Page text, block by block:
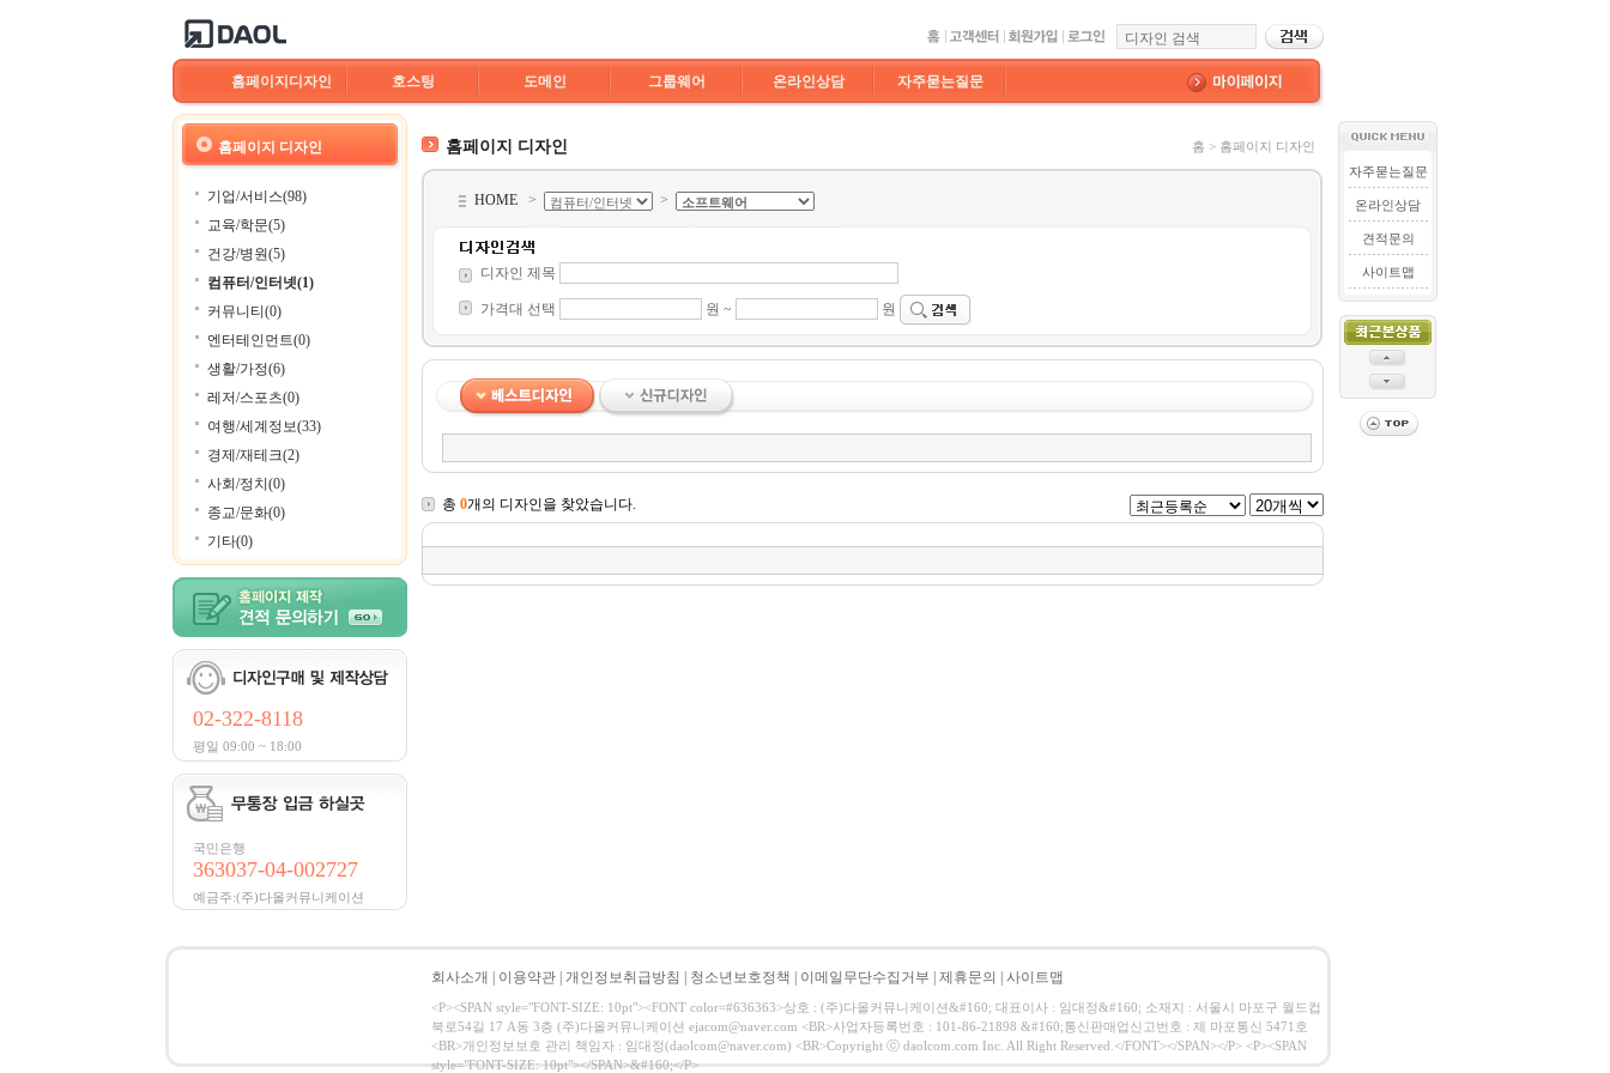
홈페이지디자인 호스팅 도메인 그룹웨어 온라인상담 자주묻는질문
홈페이지 디자인
기업/서비스(98)
교육/학문(5)
건강/병원(5)
컴퓨터/인터넷(1)
커뮤니티(0)
엔터테인먼트(0)
생활/가정(6)
레저/스포츠(0)
여행/세계정보(33)
경제/재테크(2)
사회/정치(0)
종교/문화(0)
기타(0)
02-322-8118
평일 09:00 ~ 18:00
국민은행
363037-04-002727
예금주:(주)다올커뮤니케이션
홈페이지 디자인 홈 > 홈페이지 디자인
HOME > >
디자인 제목
가격대 선택 원 ~ 원
총 0개의 디자인을 찾았습니다.
자주묻는질문
온라인상담
견적문의
사이트맵
회사소개 이용약관 개인정보취급방침 청소년보호정책 이메일무단수집거부 제휴문의 사이트맵
<P><SPAN style="FONT-SIZE: 10pt"><FONT color=#636363>상호 : (주)다올커뮤니케이션&#160; 대표이사 : 임대정&#160; 소재지 : 서울시 마포구 월드컵
북로54길 17 A동 3층 (주)다올커뮤니케이션 ejacom@naver.com <BR>사업자등록번호 : 101-86-21898 &#160;통신판매업신고번호 : 제 마포통신 5471호
<BR>개인정보보호 관리 책임자 : 임대정(daolcom@naver.com) <BR>Copyright ⓒ daolcom.com Inc. All Right Reserved.</FONT></SPAN></P> <P><SPAN
style="FONT-SIZE: 10pt"></SPAN>&#160;</P>